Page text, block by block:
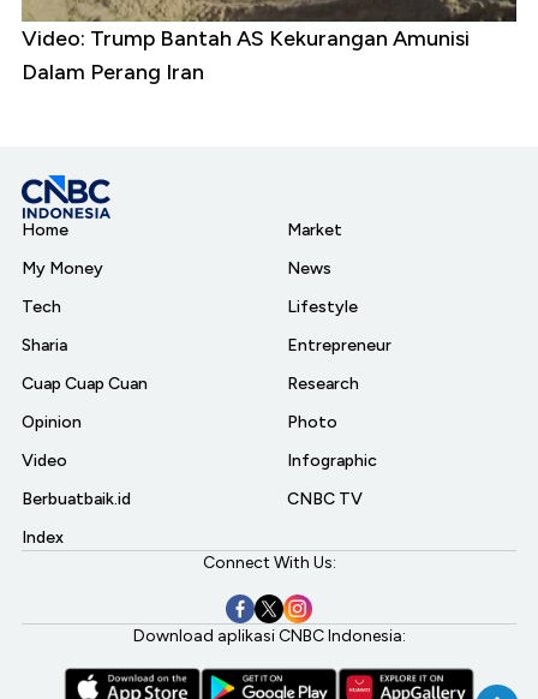
Video: Trump Bantah AS Kekurangan Amunisi
Dalam Perang Iran
Home
My Money
Tech
Sharia
Cuap Cuap Cuan
Opinion
Video
Berbuatbaik.id
Index
Market
News
Lifestyle
Entrepreneur
Research
Photo
Infographic
CNBC TV
Connect With Us:
Download aplikasi CNBC Indonesia: